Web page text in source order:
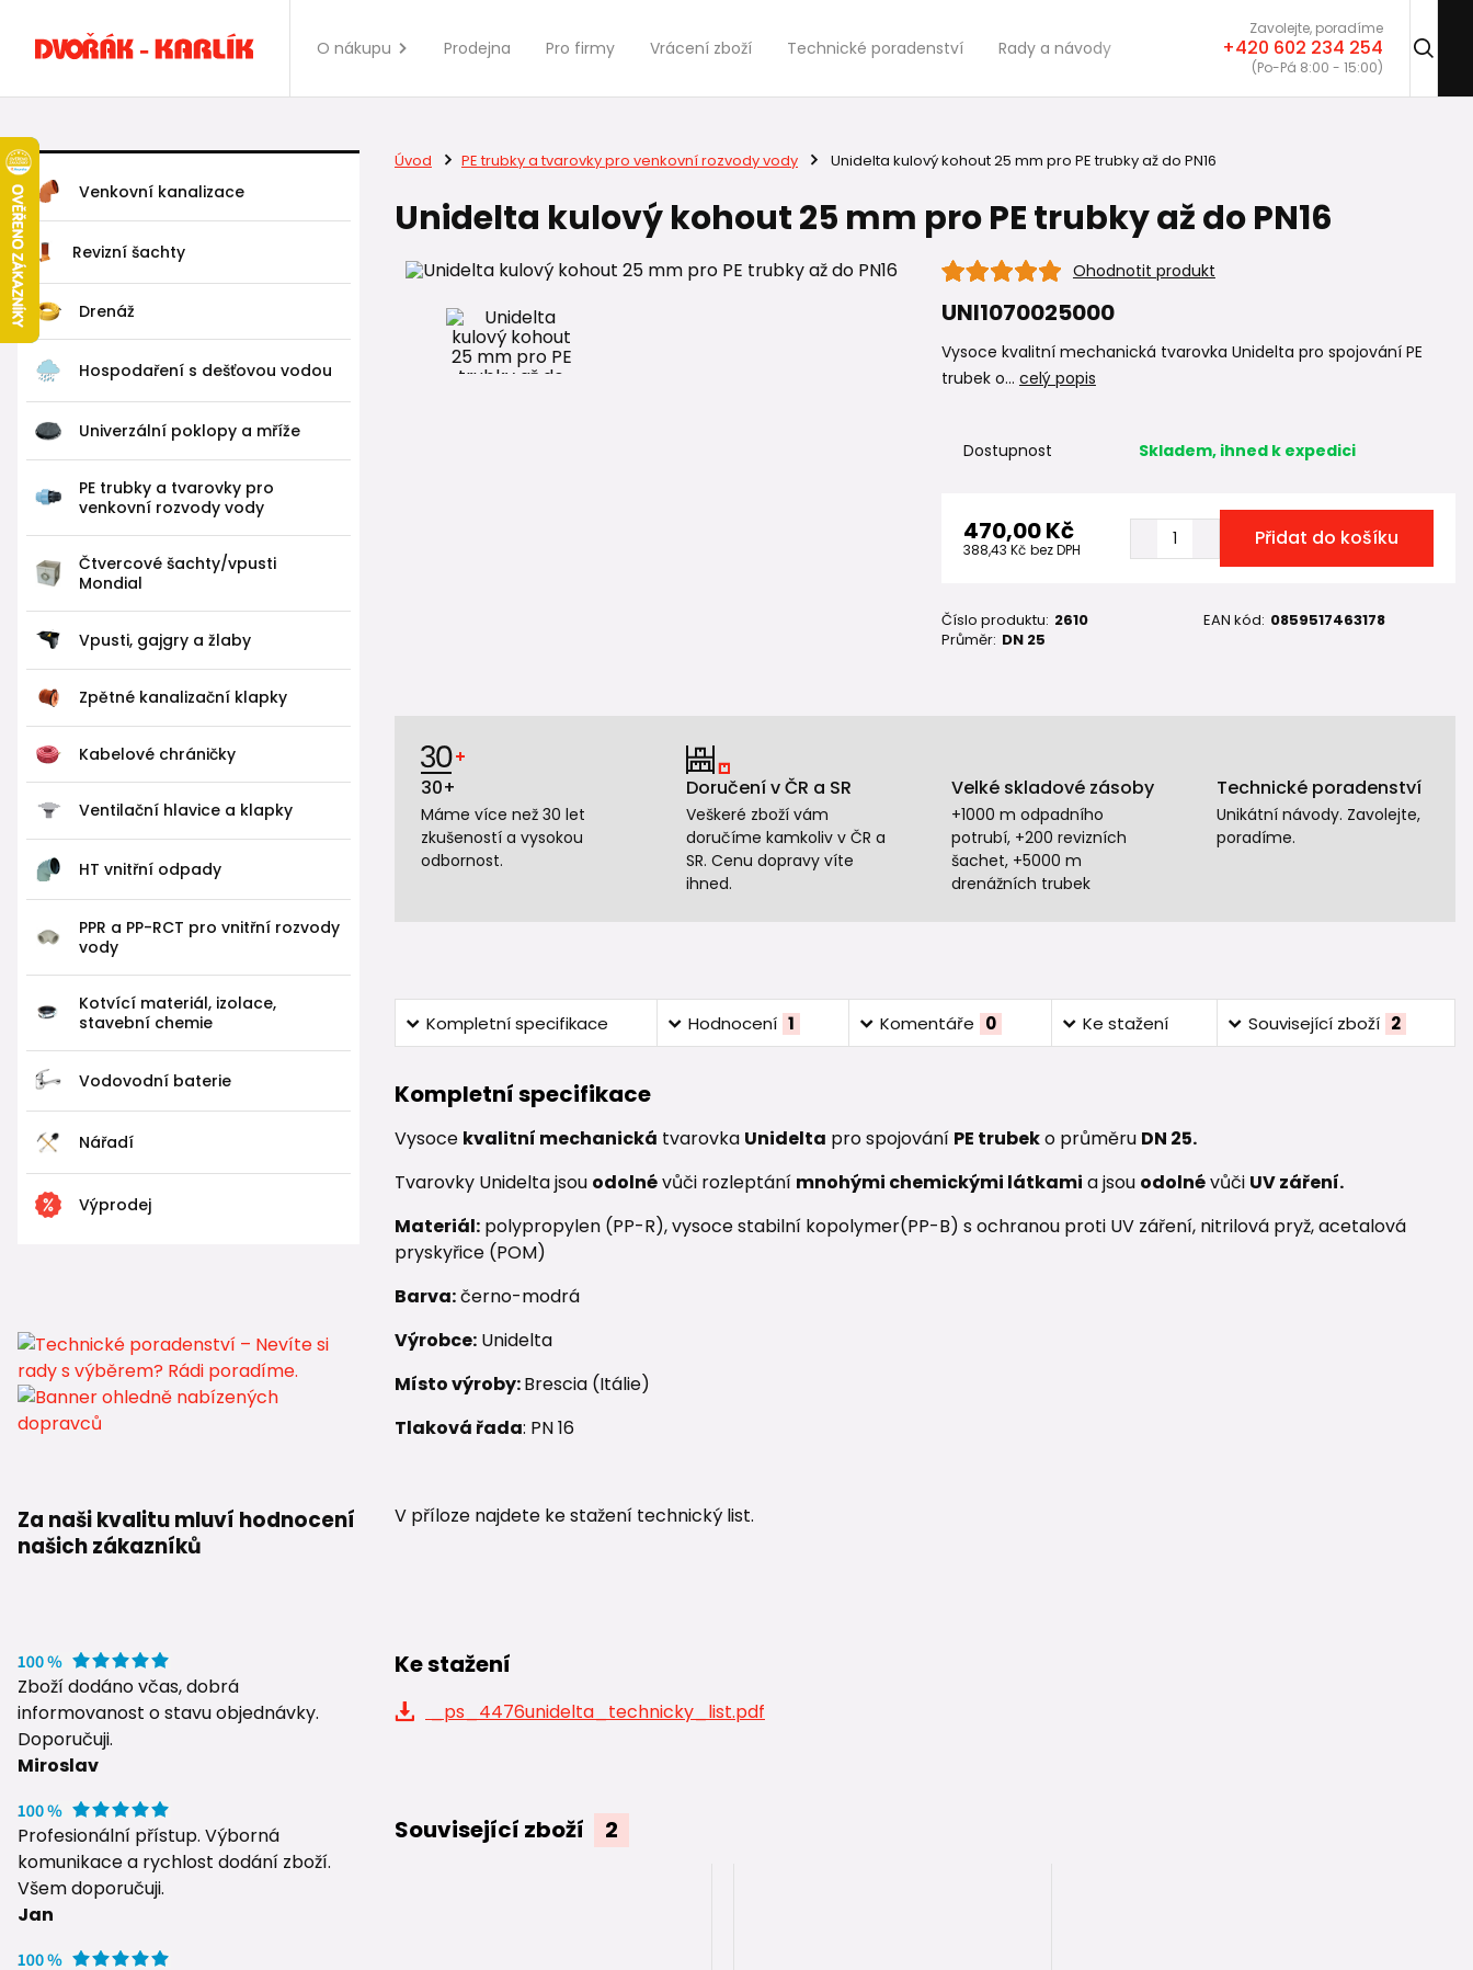
O nákupu Prodejna Pro firmy Vrácení zboží Technické poradenství Rady a návody
Zavolejte, poradíme
+420 602 234 254
(Po-Pá 8:00 - 15:00)
Venkovní kanalizace
Revizní šachty
Drenáž
Hospodaření s dešťovou vodou
Univerzální poklopy a mříže
PE trubky a tvarovky pro
venkovní rozvody vody
Čtvercové šachty/vpusti
Mondial
Vpusti, gajgry a žlaby
Zpětné kanalizační klapky
Kabelové chráničky
Ventilační hlavice a klapky
HT vnitřní odpady
PPR a PP-RCT pro vnitřní rozvody
vody
Kotvící materiál, izolace,
stavební chemie
Vodovodní baterie
Nářadí
Výprodej
Za naši kvalitu mluví hodnocení
našich zákazníků
Zboží dodáno včas, dobrá
informovanost o stavu objednávky.
Doporučuji.
Miroslav
Profesionální přístup. Výborná
komunikace a rychlost dodání zboží.
Všem doporučuji.
Jan
Úvod PE trubky a tvarovky pro venkovní rozvody vody Unidelta kulový kohout 25 mm pro PE trubky až do PN16
Unidelta kulový kohout 25 mm pro PE trubky až do PN16
Ohodnotit produkt
UNI1070025000
Vysoce kvalitní mechanická tvarovka Unidelta pro spojování PE
trubek o... celý popis
Dostupnost Skladem, ihned k expedici
470,00 Kč
388,43 Kč bez DPH Přidat do košíku
Číslo produktu: 2610 EAN kód: 0859517463178
Průměr: DN 25
30+
Máme více než 30 let
zkušeností a vysokou
odbornost.
Doručení v ČR a SR
Veškeré zboží vám
doručíme kamkoliv v ČR a
SR. Cenu dopravy víte
ihned.
Velké skladové zásoby
+1000 m odpadního
potrubí, +200 revizních
šachet, +5000 m
drenážních trubek
Technické poradenství
Unikátní návody. Zavolejte,
poradíme.
Kompletní specifikace Hodnocení 1 Komentáře 0 Ke stažení Související zboží 2
Kompletní specifikace
Vysoce kvalitní mechanická tvarovka Unidelta pro spojování PE trubeko průměru DN 25.
Tvarovky Unidelta jsou odolnévůči rozleptání mnohými chemickými látkami a jsou odolnévůči UV záření.
Materiál:polypropylen (PP-R), vysoce stabilní kopolymer(PP-B) s ochranou proti UV záření, nitrilová pryž, acetalová
pryskyřice (POM)
Barva:černo-modrá
Výrobce:Unidelta
Místo výroby:Brescia (Itálie)
Tlaková řada: PN 16
V příloze najdete ke stažení technický list.
Ke stažení
_ps_4476unidelta_technicky_list.pdf
Související zboží 2